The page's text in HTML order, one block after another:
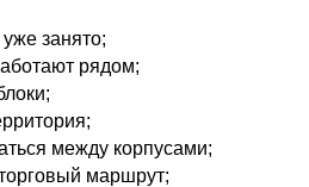
занято;
рядом;
между корпусами;
маршрут;